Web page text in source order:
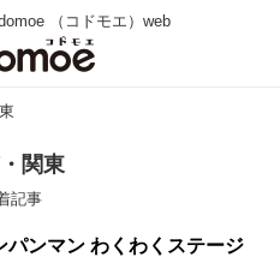
（コドモエ）web
関東
記事
パンマン わくわくステージ